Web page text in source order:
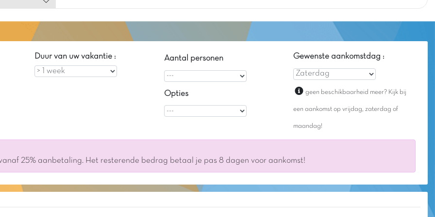
Duur van uw vakantie : Aantal personen
Opties
Gewenste aankomstdag :
geen beschikbaarheid meer? Kijk bij
een aankomst op vrijdag, zaterdag of
maandag!
25% aanbetaling. Het resterende bedrag betaal je pas 8 dagen voor aankomst!